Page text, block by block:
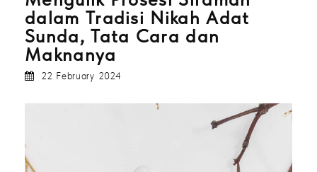
dalam Tradisi Nikah Adat
Sunda, Tata Cara dan
Maknanya
22 February 2024